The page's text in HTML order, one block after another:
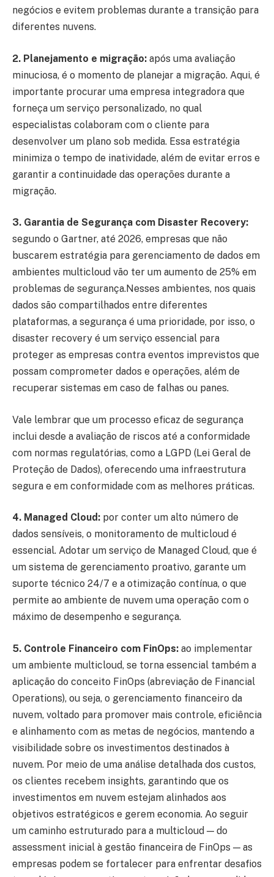
negócios e evitem problemas durante a transição para
diferentes nuvens.
2. Planejamento e migração: após uma avaliação
minuciosa, é o momento de planejar a migração. Aqui, é
importante procurar uma empresa integradora que
forneça um serviço personalizado, no qual
especialistas colaboram com o cliente para
desenvolver um plano sob medida. Essa estratégia
minimiza o tempo de inatividade, além de evitar erros e
garantir a continuidade das operações durante a
migração.
3. Garantia de Segurança com Disaster Recovery:
segundo o Gartner, até 2026, empresas que não
buscarem estratégia para gerenciamento de dados em
ambientes multicloud vão ter um aumento de 25% em
problemas de segurança.Nesses ambientes, nos quais
dados são compartilhados entre diferentes
plataformas, a segurança é uma prioridade, por isso, o
disaster recovery é um serviço essencial para
proteger as empresas contra eventos imprevistos que
possam comprometer dados e operações, além de
recuperar sistemas em caso de falhas ou panes.
Vale lembrar que um processo eficaz de segurança
inclui desde a avaliação de riscos até a conformidade
com normas regulatórias, como a LGPD (Lei Geral de
Proteção de Dados), oferecendo uma infraestrutura
segura e em conformidade com as melhores práticas.
4. Managed Cloud: por conter um alto número de
dados sensíveis, o monitoramento de multicloud é
essencial. Adotar um serviço de Managed Cloud, que é
um sistema de gerenciamento proativo, garante um
suporte técnico 24/7 e a otimização contínua, o que
permite ao ambiente de nuvem uma operação com o
máximo de desempenho e segurança.
5. Controle Financeiro com FinOps: ao implementar
um ambiente multicloud, se torna essencial também a
aplicação do conceito FinOps (abreviação de Financial
Operations), ou seja, o gerenciamento financeiro da
nuvem, voltado para promover mais controle, eficiência
e alinhamento com as metas de negócios, mantendo a
visibilidade sobre os investimentos destinados à
nuvem. Por meio de uma análise detalhada dos custos,
os clientes recebem insights, garantindo que os
investimentos em nuvem estejam alinhados aos
objetivos estratégicos e gerem economia. Ao seguir
um caminho estruturado para a multicloud — do
assessment inicial à gestão financeira de FinOps — as
empresas podem se fortalecer para enfrentar desafios